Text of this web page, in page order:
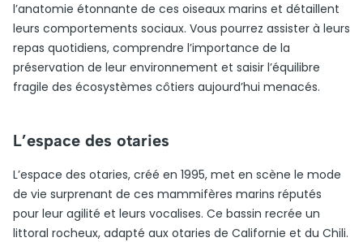
l’anatomie étonnante de ces oiseaux marins et détaillent
leurs comportements sociaux. Vous pourrez assister à leurs
repas quotidiens, comprendre l’importance de la
préservation de leur environnement et saisir l’équilibre
fragile des écosystèmes côtiers aujourd’hui menacés.
L’espace des otaries
L’espace des otaries, créé en 1995, met en scène le mode
de vie surprenant de ces mammifères marins réputés
pour leur agilité et leurs vocalises. Ce bassin recrée un
littoral rocheux, adapté aux otaries de Californie et du Chili.